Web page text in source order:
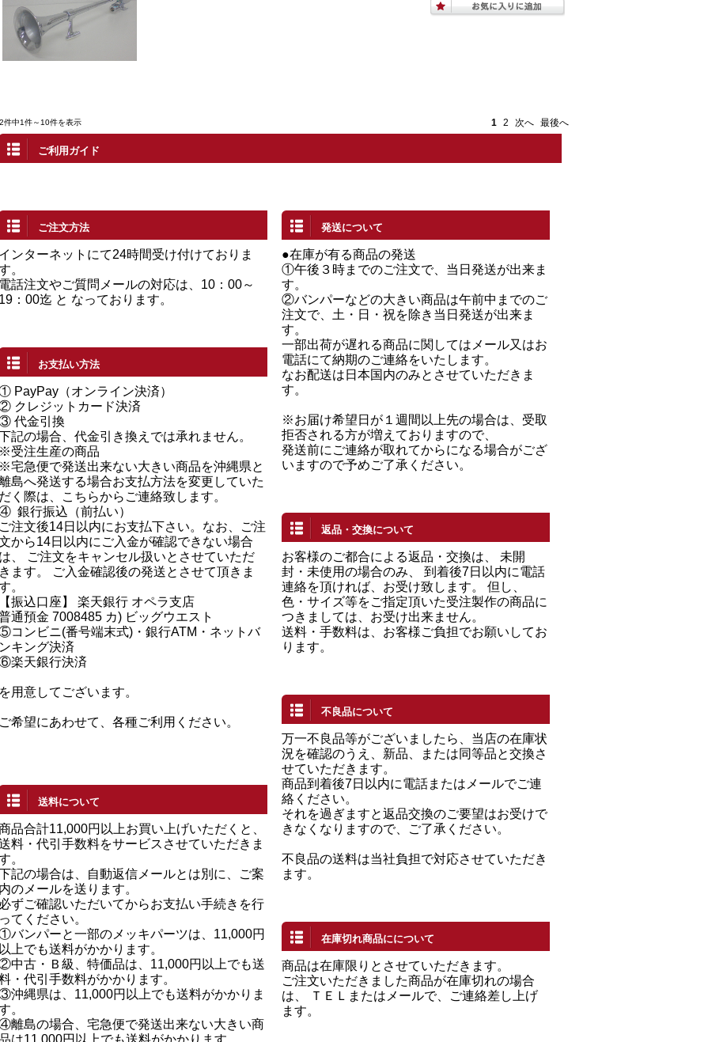
件中1件～10件を表示 1 2 次へ 最後へ
ご利用ガイド
ご注文方法
インターネットにて24時間受け付けておりま
。
電話注文やご質問メールの対応は、10：00～
19：00迄 と なっております。
お支払い方法
PayPay（オンライン決済）
クレジットカード決済
代金引換
記の場合、代金引き換えでは承れません。
※受注生産の商品
※宅急便で発送出来ない大きい商品を沖縄県と
島へ発送する場合お支払方法を変更していた
だく際は、こちらからご連絡致します。
銀行振込（前払い）
ご注文後14日以内にお支払下さい。なお、ご注
から14日以内にご入金が確認できない場合
は、 ご注文をキャンセル扱いとさせていただ
きます。 ご入金確認後の発送とさせて頂きま
。
【振込口座】 楽天銀行 オペラ支店
通預金 7008485 カ) ビッグウエスト
コンビニ(番号端末式)・銀行ATM・ネットバ
ンキング決済
楽天銀行決済
を用意してございます。
ご希望にあわせて、各種ご利用ください。
送料について
品合計11,000円以上お買い上げいただくと、
料・代引手数料をサービスさせていただきま
。
記の場合は、自動返信メールとは別に、ご案
内のメールを送ります。
必ずご確認いただいてからお支払い手続きを行
ってください。
バンパーと一部のメッキパーツは、11,000円
以上でも送料がかかります。
中古・Ｂ級、特価品は、11,000円以上でも送
・代引手数料がかかります。
沖縄県は、11,000円以上でも送料がかかりま
。
離島の場合、宅急便で発送出来ない大きい商
は11,000円以上でも送料がかかります。
発送について
●在庫が有る商品の発送
①午後３時までのご注文で、当日発送が出来ま
す。
②バンパーなどの大きい商品は午前中までのご
注文で、土・日・祝を除き当日発送が出来ま
す。
一部出荷が遅れる商品に関してはメール又はお
電話にて納期のご連絡をいたします。
なお配送は日本国内のみとさせていただきま
す。
※お届け希望日が１週間以上先の場合は、受取
拒否される方が増えておりますので、
発送前にご連絡が取れてからになる場合がござ
いますので予めご了承ください。
返品・交換について
お客様のご都合による返品・交換は、 未開
封・未使用の場合のみ、 到着後7日以内に電話
連絡を頂ければ、お受け致します。 但し、
色・サイズ等をご指定頂いた受注製作の商品に
つきましては、お受け出来ません。
送料・手数料は、お客様ご負担でお願いしてお
ります。
不良品について
万一不良品等がございましたら、当店の在庫状
況を確認のうえ、新品、または同等品と交換さ
せていただきます。
商品到着後7日以内に電話またはメールでご連
絡ください。
それを過ぎますと返品交換のご要望はお受けで
きなくなりますので、ご了承ください。
不良品の送料は当社負担で対応させていただき
ます。
在庫切れ商品にについて
商品は在庫限りとさせていただきます。
ご注文いただきました商品が在庫切れの場合
は、 ＴＥＬまたはメールで、ご連絡差し上げ
ます。